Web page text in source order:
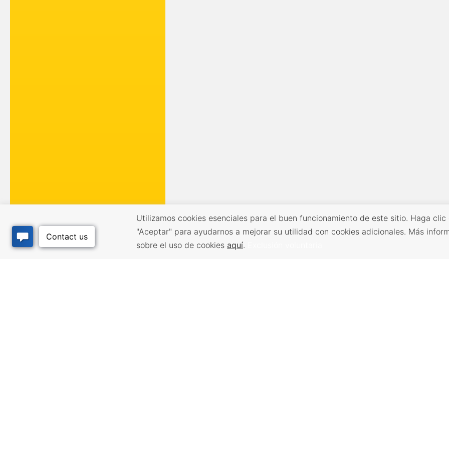
Utilizamos cookies esenciales para el buen funcionamiento de este sitio. Haga clic
"Aceptar" para ayudarnos a mejorar su utilidad con cookies adicionales. Más
sobre el uso de cookies aquí.